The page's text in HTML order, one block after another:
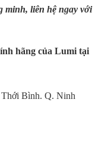
minh, liên hệ ngay với
hãng của Lumi tại
Bình. Q. Ninh